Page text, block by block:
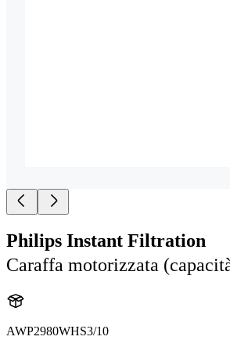
Philips Instant Filtration
Caraffa motorizzata
AWP2980WHS3/10